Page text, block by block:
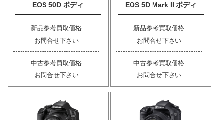
EOS 50D ボディ
新品参考買取価格
お問合せ下さい
中古参考買取価格
お問合せ下さい
EOS 5D Mark II ボディ
新品参考買取価格
お問合せ下さい
中古参考買取価格
お問合せ下さい